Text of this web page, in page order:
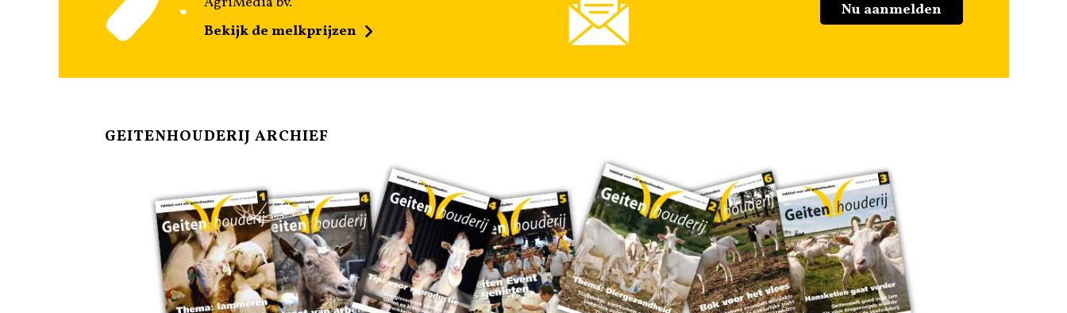
Bekijk de melkprijzen
Nu aanmelden
GEITENHOUDERIJ ARCHIEF